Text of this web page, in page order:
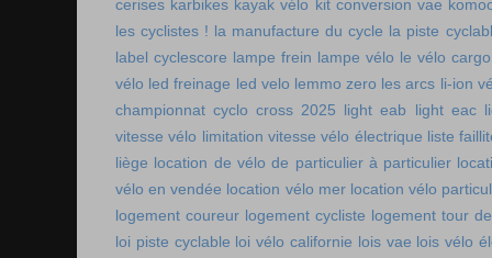
cerises karbikes kayak vélo kit conversion vae
les cyclistes ! la manufacture du cycle la piste
label cyclescore lampe frein lampe vélo le vélo
vélo led freinage led velo lemmo zero les arcs li-ion
championnat cyclo cross 2025 light eab light eac
vitesse vélo limitation vitesse vélo électrique liste
liège location de vélo de particulier à particulier
vélo en vendée location vélo mer location vélo
logement coureur logement cycliste logement tour
loi piste cyclable loi vélo californie lois vae lois vélo